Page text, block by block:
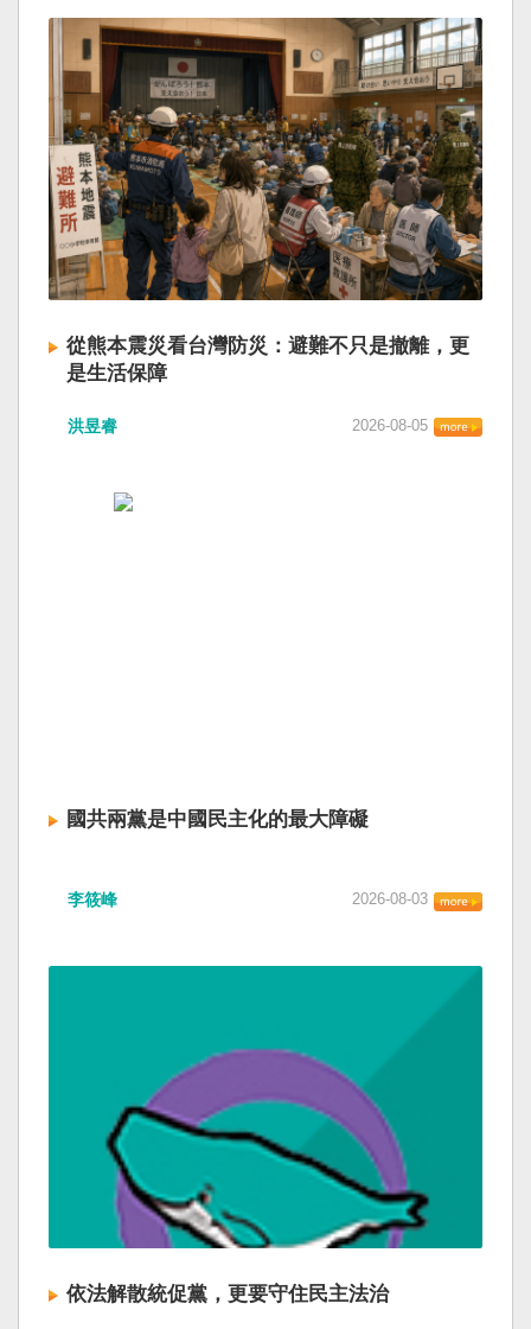
從熊本震災看台灣防災：避難不只是撤離，更
是生活保障
洪昱睿 2026-08-05
國共兩黨是中國民主化的最大障礙
李筱峰 2026-08-03
依法解散統促黨，更要守住民主法治